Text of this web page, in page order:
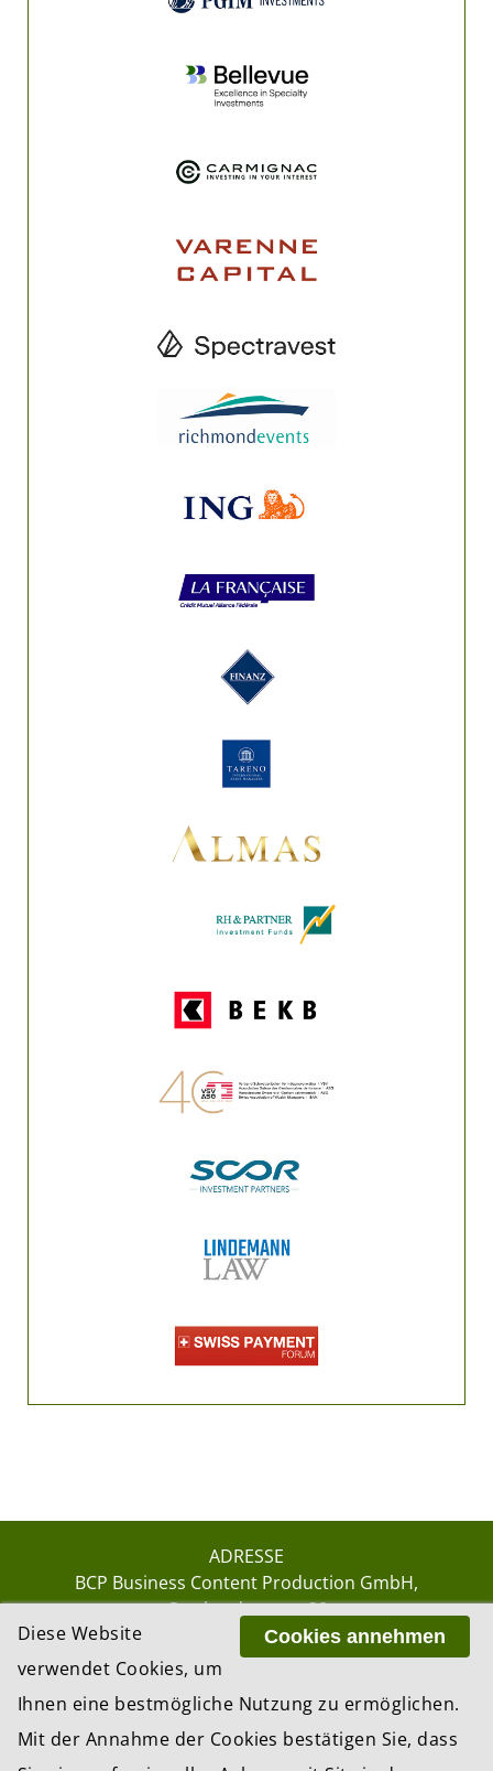
ADRESSE
BCP Business Content Production GmbH
Gotthardstrasse 38
8002 Zürich
© 2026 by BCP Business Content Production
GmbH, Zürich – Switzerland
Cookies annehmen
Diese Website
verwendet Cookies, um
Ihnen eine bestmögliche Nutzung zu ermöglichen.
Mit der Annahme der Cookies bestätigen Sie, dass